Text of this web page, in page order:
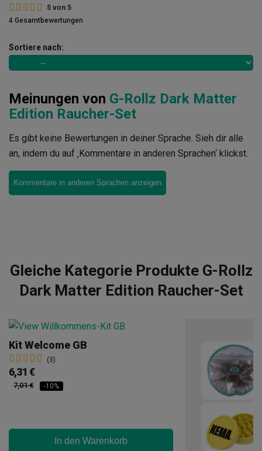
5 von 5
4 Gesamtbewertungen
Sortiere nach:
Meinungen von G-Rollz Dark Matter
Edition Raucher-Set
Es gibt keine Bewertungen in deiner Sprache. Sieh dir alle
an, indem du auf ‚Kommentare in anderen Sprachen‘ klickst.
Kommentare in anderen Sprachen anzeigen
Gleiche Kategorie Produkte G-Rollz
Dark Matter Edition Raucher-Set
Kit Welcome GB
(3)
6,31 €
7,01 € -10%
In den Warenkorb